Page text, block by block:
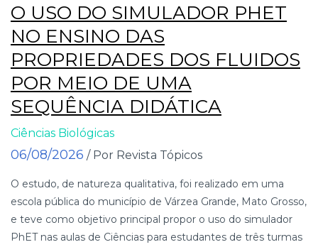
O USO DO SIMULADOR PHET
NO ENSINO DAS
PROPRIEDADES DOS FLUIDOS
POR MEIO DE UMA
SEQUÊNCIA DIDÁTICA
Ciências Biológicas
06/08/2026 / Por Revista Tópicos
O estudo, de natureza qualitativa, foi realizado em uma
escola pública do município de Várzea Grande, Mato Grosso,
e teve como objetivo principal propor o uso do simulador
PhET nas aulas de Ciências para estudantes de três turmas